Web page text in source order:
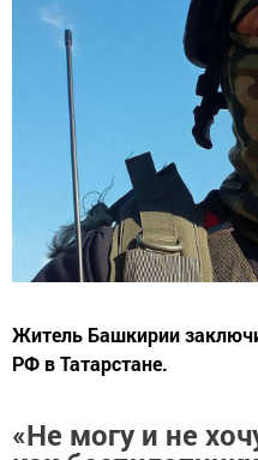
Житель Башкирии
РФ в Татарстане.
«Не могу и не